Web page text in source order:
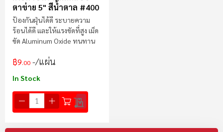
ตาข่าย 5" สีน้ำตาล #400
ป้องกันฝุ่นได้ดี ระบายความ
ร้อนได้ดี และให้แรงขัดที่สูง เม็ด
ขัด Aluminum Oxide ทนทาน
฿9.00 /แผ่น
In Stock